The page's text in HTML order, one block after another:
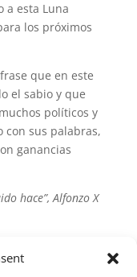
a esta Luna
los próximos
que en este
el sabio y que
políticos y
con sus palabras,
ganancias
hace”, Alfonzo X